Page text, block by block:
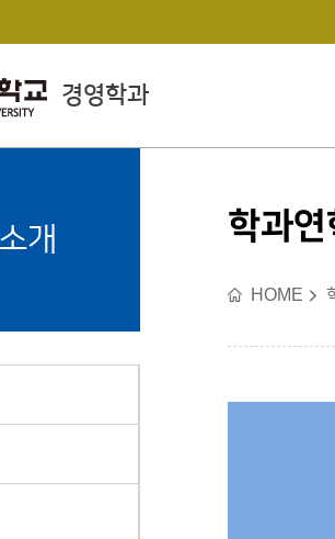
경영학과
of Economics
Administrat
개 학과연
HOME